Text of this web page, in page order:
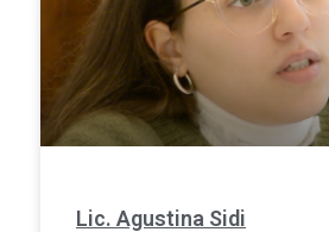
Lic. Agustina Sidi